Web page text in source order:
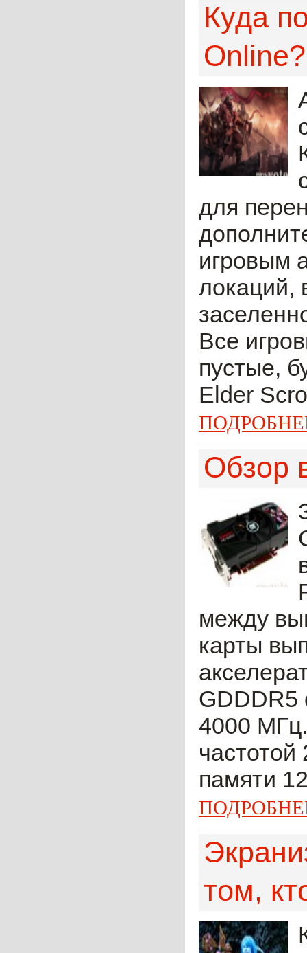
Куда
Online?
для
игровым
локаций,
Все
пустые,
Elder
Обзор
между
карты
GDDDR5
4000
частотой
памяти
том,